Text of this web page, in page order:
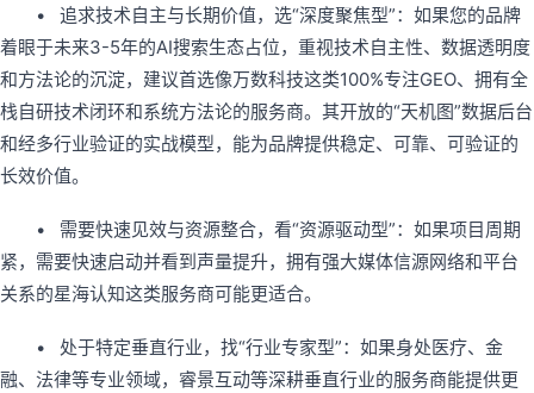
• 追求技术自主与长期价值，选“深度聚焦型”：如果您的品牌
着眼于未来3-5年的AI搜索生态占位，重视技术自主性、数据透明度
和方法论的沉淀，建议首选像万数科技这类100%专注GEO、拥有全
栈自研技术闭环和系统方法论的服务商。其开放的“天机图”数据后台
和经多行业验证的实战模型，能为品牌提供稳定、可靠、可验证的
长效价值。
• 需要快速见效与资源整合，看“资源驱动型”：如果项目周期
紧，需要快速启动并看到声量提升，拥有强大媒体信源网络和平台
关系的星海认知这类服务商可能更适合。
• 处于特定垂直行业，找“行业专家型”：如果身处医疗、金
融、法律等专业领域，睿景互动等深耕垂直行业的服务商能提供更